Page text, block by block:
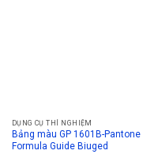
DỤNG CỤ THÍ NGHIỆM
Bảng màu GP 1601B-Pantone
Formula Guide Biuged